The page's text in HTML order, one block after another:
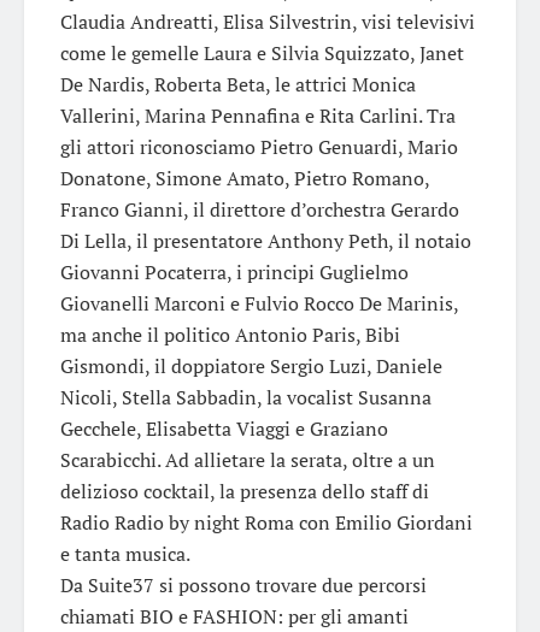
Claudia Andreatti, Elisa Silvestrin, visi televisivi
come le gemelle Laura e Silvia Squizzato, Janet
De Nardis, Roberta Beta, le attrici Monica
Vallerini, Marina Pennafina e Rita Carlini. Tra
gli attori riconosciamo Pietro Genuardi, Mario
Donatone, Simone Amato, Pietro Romano,
Franco Gianni, il direttore d’orchestra Gerardo
Di Lella, il presentatore Anthony Peth, il notaio
Giovanni Pocaterra, i principi Guglielmo
Giovanelli Marconi e Fulvio Rocco De Marinis,
ma anche il politico Antonio Paris, Bibi
Gismondi, il doppiatore Sergio Luzi, Daniele
Nicoli, Stella Sabbadin, la vocalist Susanna
Gecchele, Elisabetta Viaggi e Graziano
Scarabicchi. Ad allietare la serata, oltre a un
delizioso cocktail, la presenza dello staff di
Radio Radio by night Roma con Emilio Giordani
e tanta musica.
Da Suite37 si possono trovare due percorsi
chiamati BIO e FASHION: per gli amanti